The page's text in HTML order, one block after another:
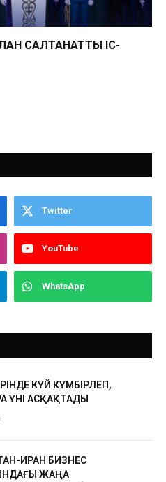
САЛТАНАТТЫ ІС-
Twitter
YouTube
WhatsApp
КҮЙ КҮМБІРЛЕП,
ҮНІ АСҚАҚТАДЫ
ИРАН БИЗНЕС
ЖАҢА